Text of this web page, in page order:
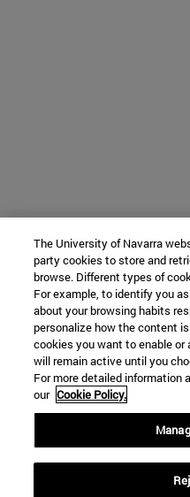
The University of Navarra
party cookies to store and
browse. Different types of
For example, to identify you
about your browsing habits
personalize how the content
cookies you want to enable
will remain active until you
For more detailed information
our Cookie Policy.